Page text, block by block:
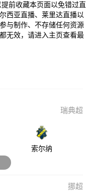
前收藏本页面以免错过直
西亚直播、莱里达直播以
与制作、不存储任何资源
无效，请进入主页查看最
瑞典超
索尔纳
挪超